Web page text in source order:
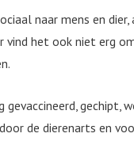
naar mens en
het ook niet erg
gevaccineerd, gechipt,
de dierenarts en